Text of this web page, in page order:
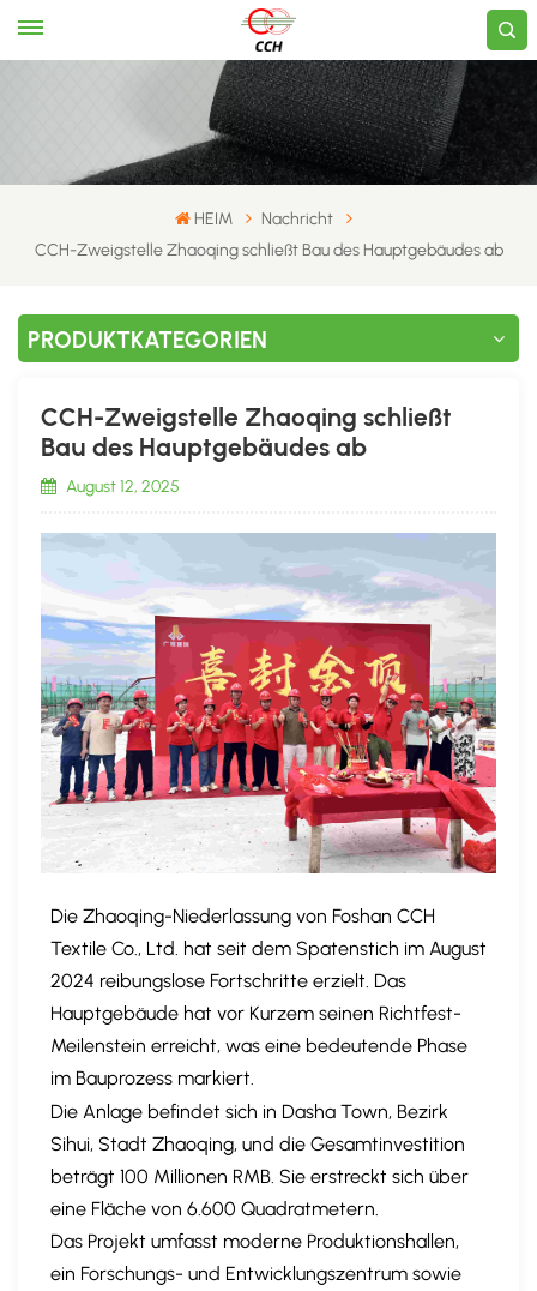
HEIM
Nachricht
CCH-Zweigstelle Zhaoqing schließt Bau des Hauptgebäudes ab
PRODUKTKATEGORIEN
CCH-Zweigstelle Zhaoqing schließt
Bau des Hauptgebäudes ab
August 12, 2025
Die Zhaoqing-Niederlassung von Foshan CCH
Textile Co., Ltd. hat seit dem Spatenstich im August
2024 reibungslose Fortschritte erzielt. Das
Hauptgebäude hat vor Kurzem seinen Richtfest-
Meilenstein erreicht, was eine bedeutende Phase
im Bauprozess markiert.
Die Anlage befindet sich in Dasha Town, Bezirk
Sihui, Stadt Zhaoqing, und die Gesamtinvestition
beträgt 100 Millionen RMB. Sie erstreckt sich über
eine Fläche von 6.600 Quadratmetern.
Das Projekt umfasst moderne Produktionshallen,
ein Forschungs- und Entwicklungszentrum sowie